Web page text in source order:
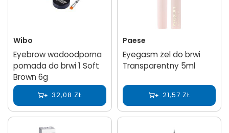
Wibo
Eyebrow wodoodporna
pomada do brwi 1 Soft
Brown 6g
32,08 ZŁ
Paese
Eyegasm żel do brwi
Transparentny 5ml
21,57 ZŁ